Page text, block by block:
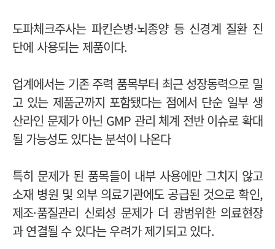
도파체크주사는 파킨슨병·뇌종양 등 신경계 질환 진
단에 사용되는 제품이다.
업계에서는 기존 주력 품목부터 최근 성장동력으로 밀
고 있는 제품군까지 포함됐다는 점에서 단순 일부 생
산라인 문제가 아닌 GMP 관리 체계 전반 이슈로 확대
될 가능성도 있다는 분석이 나온다
특히 문제가 된 품목들이 내부 사용에만 그치지 않고
소재 병원 및 외부 의료기관에도 공급된 것으로 확인,
제조·품질관리 신뢰성 문제가 더 광범위한 의료현장
과 연결될 수 있다는 우려가 제기되고 있다.